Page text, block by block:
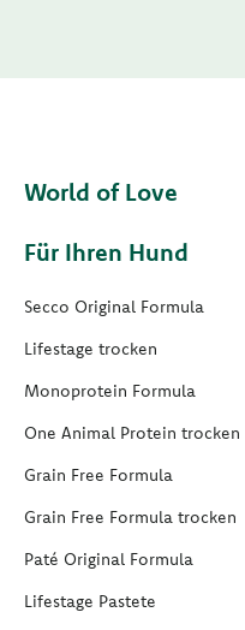
World of Love
Für Ihren Hund
Secco Original Formula
Lifestage trocken
Monoprotein Formula
One Animal Protein trocken
Grain Free Formula
Grain Free Formula trocken
Paté Original Formula
Lifestage Pastete